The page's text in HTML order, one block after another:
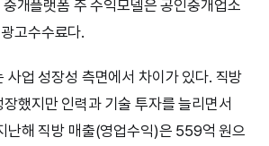
개플랫폼 주 수익모델은 공인중개업소
고수수료다.
사업 성장성 측면에서 차이가 있다. 직방
했지만 인력과 기술 투자를 늘리면서
난해 직방 매출(영업수익)은 559억 원으